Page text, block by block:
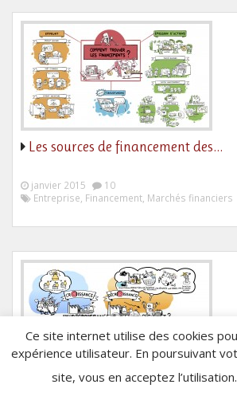
Les sources de financement des…
janvier 2015
10
Entreprise, Financement, Marchés financiers
La décroissance, une solution à…
Ce site internet utilise des cookies
expérience utilisateur. En poursuivant
site, vous en acceptez l’utilisation.